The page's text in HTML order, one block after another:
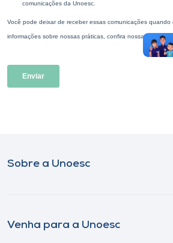
Sobre a Unoesc
Venha para a Unoesc